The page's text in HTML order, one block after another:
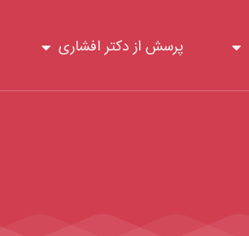
پرسش از دکتر افشاری